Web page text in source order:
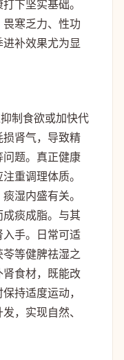
下坚实基础。
寒乏力、性功
补效果尤为显
制食欲或加快代
肾气，导致精
题。真正健康
重调理体质。
湿内盛有关。
痰成脂。与其
手。日常可适
等健脾祛湿之
食材，既能改
持适度运动，
，实现自然、